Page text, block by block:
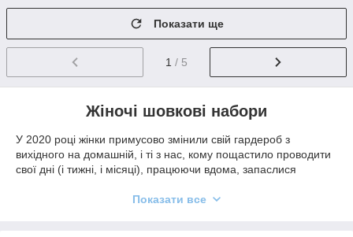
Показати ще
1 / 5
Жіночі шовкові набори
У 2020 році жінки примусово змінили свій гардероб з
вихідного на домашній, і ті з нас, кому пощастило проводити
свої дні (і тижні, і місяці), працюючи вдома, запаслися
Який ідеальний варіант одягу на зиму? Мабуть, для більшості
Показати все